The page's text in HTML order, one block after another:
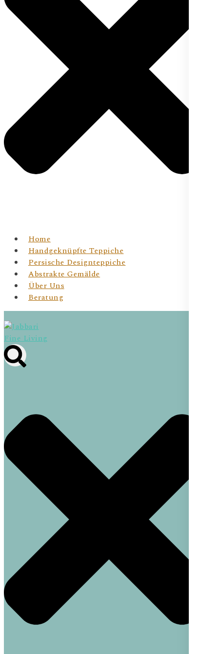
Home
Handgeknüpfte Teppiche
Persische Designteppiche
Abstrakte Gemälde
Über Uns
Beratung
Jabbari Fine Living
JBR Fine Living- Wiener Online Shop für
handgeknüpfte Teppichunikate & Abstrakte Kunst für